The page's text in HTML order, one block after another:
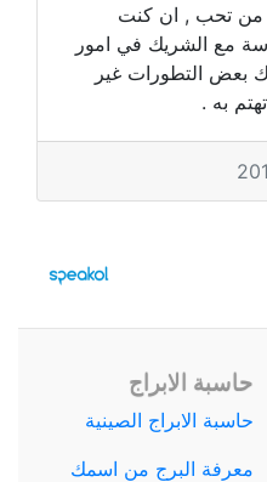
من تحب , ان كنت
مع الشريك في امور
بعض التطورات غير
به .
حاسبة الابراج
حاسبة الابراج الصينية
معرفة البرج من اسمك